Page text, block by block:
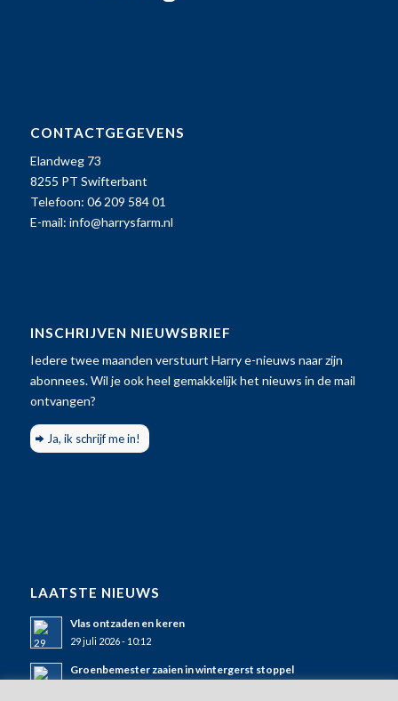
CONTACTGEGEVENS
Elandweg 73
8255 PT Swifterbant
Telefoon: 06 209 584 01
E-mail: info@harrysfarm.nl
INSCHRIJVEN NIEUWSBRIEF
Iedere twee maanden verstuurt Harry e-nieuws naar zijn
abonnees. Wil je ook heel gemakkelijk het nieuws in de mail
ontvangen?
Ja, ik schrijf me in!
LAATSTE NIEUWS
Vlas ontzaden en keren
29 juli 2026 - 10:12
Groenbemester zaaien in wintergerst stoppel